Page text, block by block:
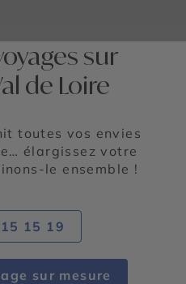
sur
de Loire
toutes vos envies
élargissez votre
le ensemble !
15 19
sur mesure